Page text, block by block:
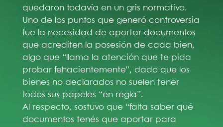
quedaron todavía en un gris normativo.
Uno de los puntos que generó controversia
fue la necesidad de aportar documentos
que acrediten la posesión de cada bien,
algo que “llama la atención que te pida
probar fehacientemente”, dado que los
bienes no declarados no suelen tener
todos sus papeles “en regla”.
Al respecto, sostuvo que “falta saber qué
documentos tenés que aportar para